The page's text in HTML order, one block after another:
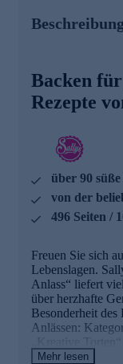
Özcan oder
Freuen Sie
leckere
Beschreibung
Backen
Rezepte
über 90
von der
496 Seiten /
Freuen Sie sich
Lebenslagen.
Anlass“ liefert
über herzhafte
Besonderheit des
Anlässen:
„Kreative
"Gartenfeste"
Mehr lesen